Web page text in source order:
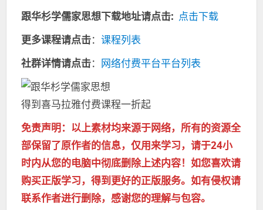
跟华杉学儒家思想下载地址请点击: 点击下载
更多课程请点击： 课程列表
社群详情请点击： 网络付费平台平台列表
得到喜马拉雅付费课程一折起
免责声明：以上素材均来源于网络，所有的资源全
部保留了原作者的信息，仅用来学习，请于24小
时内从您的电脑中彻底删除上述内容！如您喜欢请
购买正版学习，得到更好的正版服务。如有侵权请
联系作者进行删除，感谢您的理解与包容。